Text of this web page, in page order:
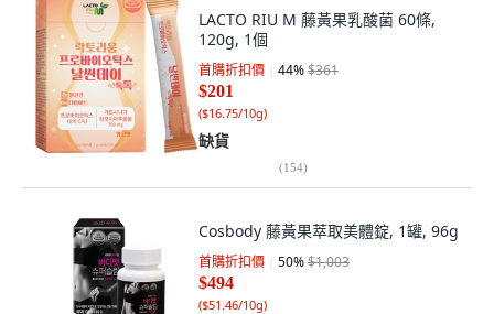
LACTO RIU M 藤黃果乳酸菌 60條,
120g, 1個
首購折扣價 44%$361
$201
($16.75/10g)
缺貨
(154)
Cosbody 藤黃果萃取美體錠, 1罐, 96g
首購折扣價 50%$1,003
$494
($51.46/10g)